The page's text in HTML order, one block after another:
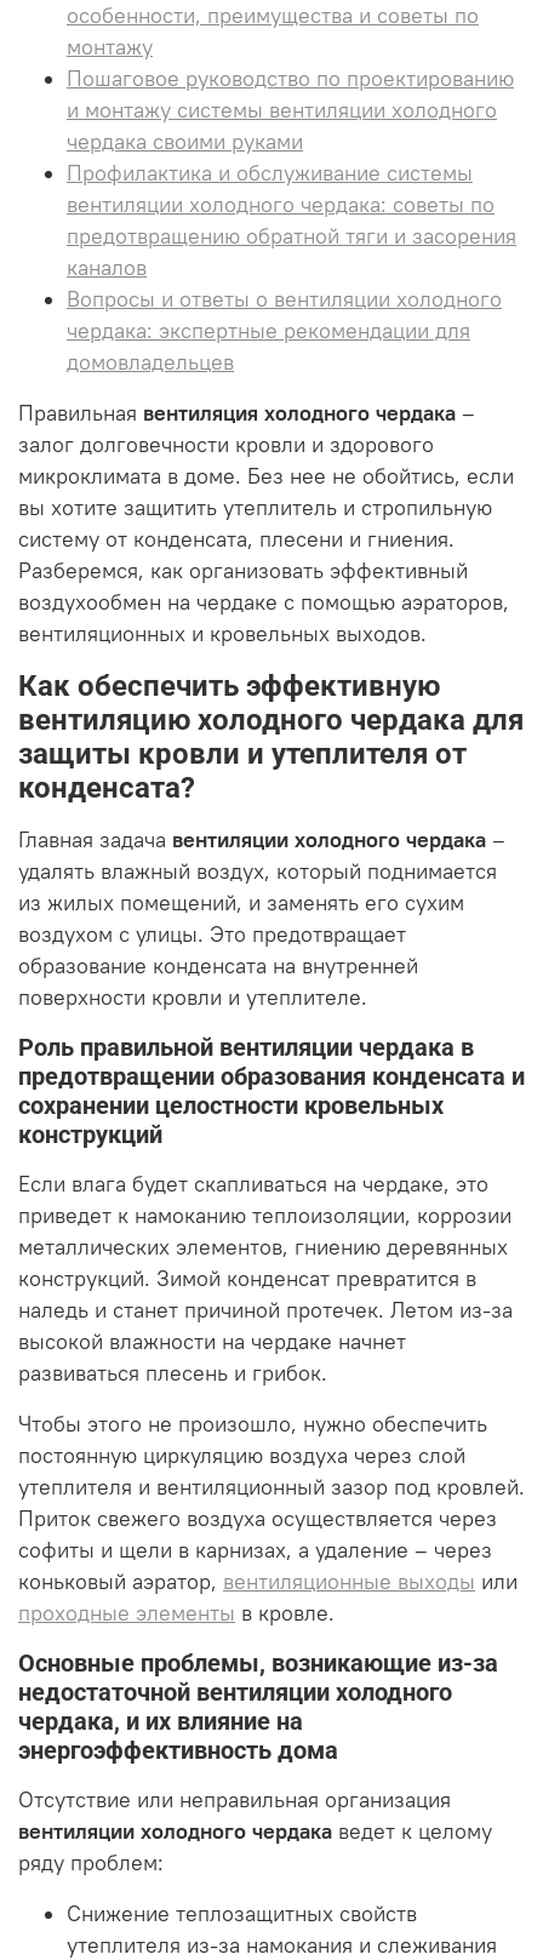
особенности, преимущества и советы по
монтажу
Пошаговое руководство по проектированию
и монтажу системы вентиляции холодного
чердака своими руками
Профилактика и обслуживание системы
вентиляции холодного чердака: советы по
предотвращению обратной тяги и засорения
каналов
Вопросы и ответы о вентиляции холодного
чердака: экспертные рекомендации для
домовладельцев
Правильная вентиляция холодного чердака –
залог долговечности кровли и здорового
микроклимата в доме. Без нее не обойтись, если
вы хотите защитить утеплитель и стропильную
систему от конденсата, плесени и гниения.
Разберемся, как организовать эффективный
воздухообмен на чердаке с помощью аэраторов,
вентиляционных и кровельных выходов.
Как обеспечить эффективную
вентиляцию холодного чердака для
защиты кровли и утеплителя от
конденсата?
Главная задача вентиляции холодного чердака –
удалять влажный воздух, который поднимается
из жилых помещений, и заменять его сухим
воздухом с улицы. Это предотвращает
образование конденсата на внутренней
поверхности кровли и утеплителе.
Роль правильной вентиляции чердака в
предотвращении образования конденсата и
сохранении целостности кровельных
конструкций
Если влага будет скапливаться на чердаке, это
приведет к намоканию теплоизоляции, коррозии
металлических элементов, гниению деревянных
конструкций. Зимой конденсат превратится в
наледь и станет причиной протечек. Летом из-за
высокой влажности на чердаке начнет
развиваться плесень и грибок.
Чтобы этого не произошло, нужно обеспечить
постоянную циркуляцию воздуха через слой
утеплителя и вентиляционный зазор под кровлей.
Приток свежего воздуха осуществляется через
софиты и щели в карнизах, а удаление – через
коньковый аэратор, вентиляционные выходы или
проходные элементы в кровле.
Основные проблемы, возникающие из-за
недостаточной вентиляции холодного
чердака, и их влияние на
энергоэффективность дома
Отсутствие или неправильная организация
вентиляции холодного чердака ведет к целому
ряду проблем:
Снижение теплозащитных свойств
утеплителя из-за намокания и слеживания